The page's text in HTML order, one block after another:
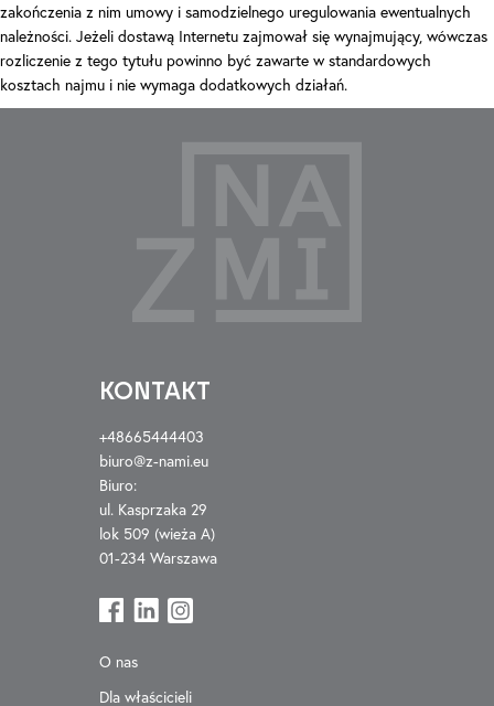
zakończenia z nim umowy i samodzielnego uregulowania ewentualnych
należności. Jeżeli dostawą Internetu zajmował się wynajmujący, wówczas
rozliczenie z tego tytułu powinno być zawarte w standardowych
kosztach najmu i nie wymaga dodatkowych działań.
KONTAKT
+48665444403
biuro@z-nami.eu
Biuro:
ul. Kasprzaka 29
lok 509 (wieża A)
01-234 Warszawa
O nas
Dla właścicieli